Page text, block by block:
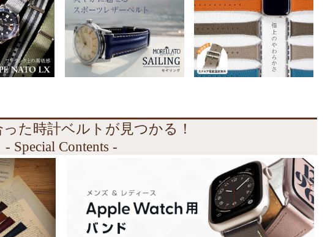
た時計ベルトが見つかる！
- Special Contents -